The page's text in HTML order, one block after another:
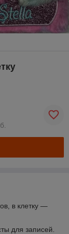
в клетку —
для записей.